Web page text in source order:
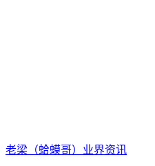
老梁（蛤蟆哥） 业界资讯